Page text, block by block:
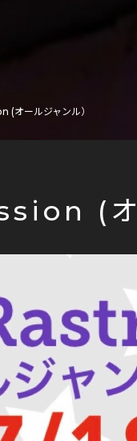
(オールジャンル）
(オ